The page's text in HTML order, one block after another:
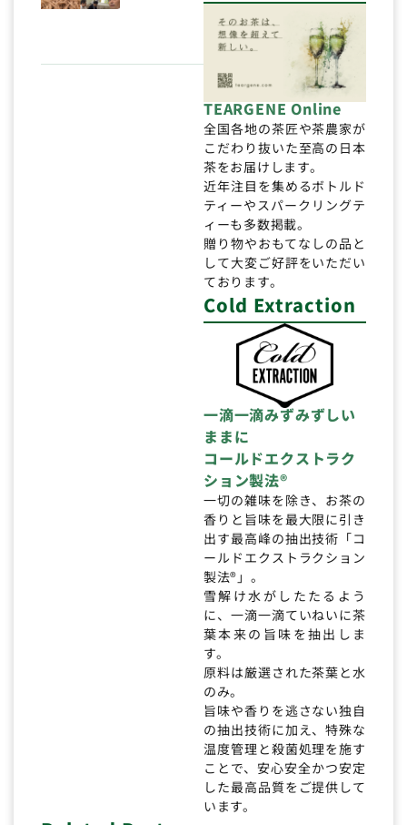
TEARGENE Online
全国各地の茶匠や茶農家が
こだわり抜いた至高の日本
茶をお届けします。
近年注目を集めるボトルド
ティーやスパークリングテ
ィーも多数掲載。
贈り物やおもてなしの品と
して大変ご好評をいただい
ております。
Cold Extraction
一滴一滴みずみずしい
ままに
コールドエクストラク
ション製法®
一切の雑味を除き、お茶の
香りと旨味を最大限に引き
出す最高峰の抽出技術「コ
ールドエクストラクション
製法®」。
雪解け水がしたたるよう
に、一滴一滴ていねいに茶
葉本来の旨味を抽出しま
す。
原料は厳選された茶葉と水
のみ。
旨味や香りを逃さない独自
の抽出技術に加え、特殊な
温度管理と殺菌処理を施す
ことで、安心安全かつ安定
した最高品質をご提供して
います。